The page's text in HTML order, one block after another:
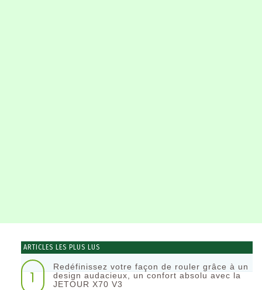
ARTICLES LES PLUS LUS
1
Redéfinissez votre façon de rouler grâce à un
design audacieux, un confort absolu avec la
JETOUR X70 V3